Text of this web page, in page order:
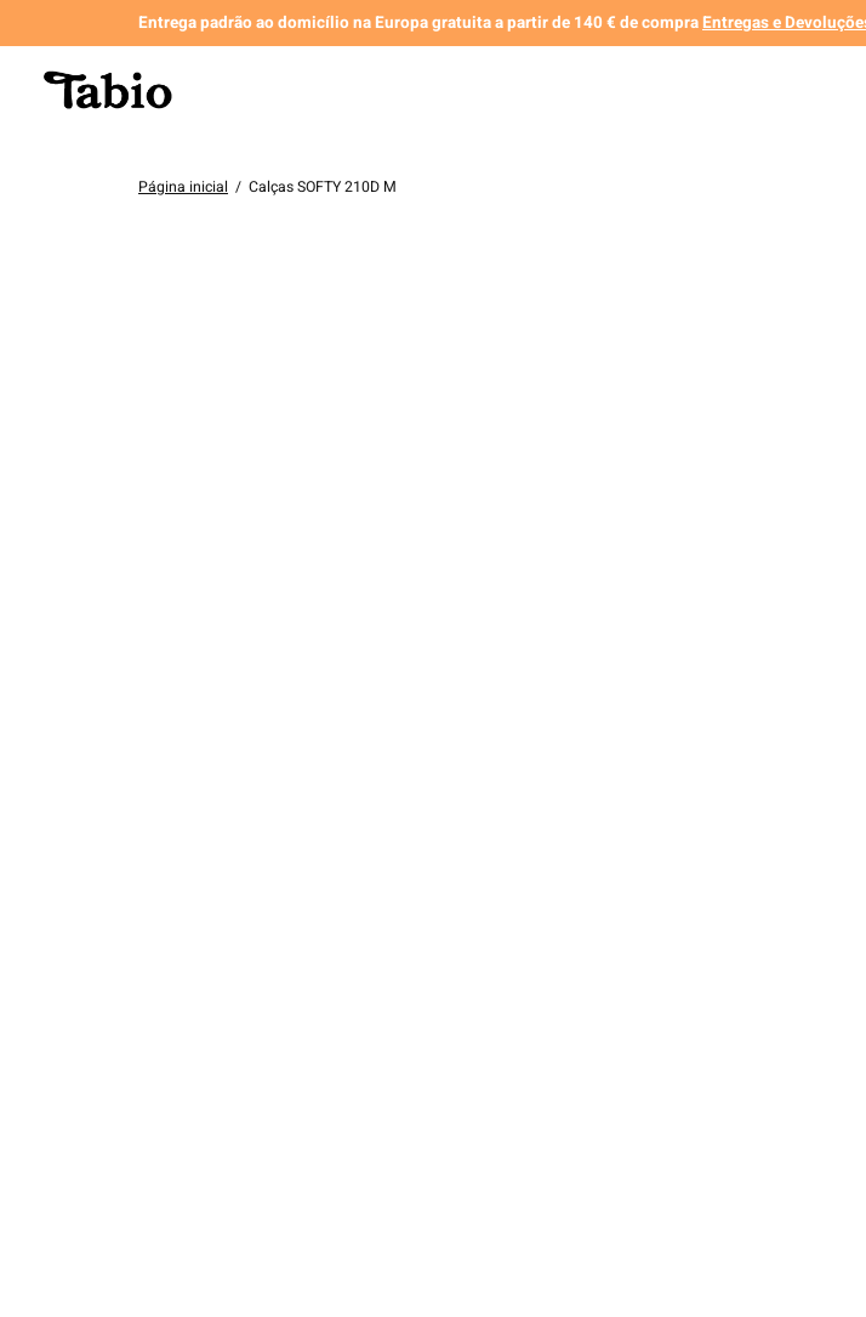
Entrega padrão ao domicílio na Europa gratuita a partir de 140 € de compraEntregas e
Página inicial / Calças SOFTY 210D M